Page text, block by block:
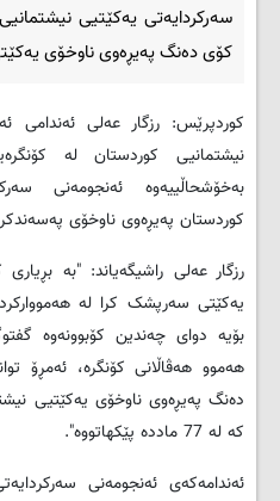
سه‌رکردایه‌تی یه‌کێتیی
کۆی ده‌نگ په‌یڕه‌وی ناوخۆی
کوردپرێس: رزگار عه‌لی ئه‌ندامی
نیشتمانیی کوردستان له‌
به‌خۆشحاڵییه‌وه‌ ئه‌نجومه‌نی
کوردستان په‌یڕه‌وی ناوخۆی په‌سه‌ندکرد، که‌ له‌ 77
رزگار عه‌لی راشیگه‌یاند: "به‌
یه‌کێتی سه‌رپشک کرا له‌
بۆیه‌ دوای چه‌ندین کۆبوونه‌وه‌
هه‌موو هه‌ڤاڵانی کۆنگره‌، ئه‌مڕۆ
ده‌نگ په‌یڕه‌وی ناوخۆی یه‌کێتیی
که‌ له‌ 77 مادده‌ پێکهاتووه"‌.
ئه‌ندامەکەی ئه‌نجومه‌نی